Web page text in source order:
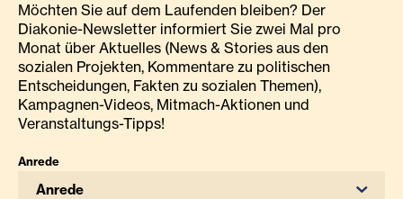
Möchten Sie auf dem Laufenden bleiben? Der
Diakonie-Newsletter informiert Sie zwei Mal pro
Monat über Aktuelles (News & Stories aus den
sozialen Projekten, Kommentare zu politischen
Entscheidungen, Fakten zu sozialen Themen),
Kampagnen-Videos, Mitmach-Aktionen und
Veranstaltungs-Tipps!
Anrede
Anrede